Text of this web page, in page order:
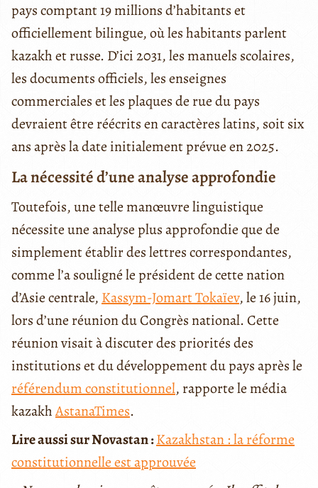
pays comptant 19 millions d’habitants et
officiellement bilingue, où les habitants parlent
kazakh et russe. D’ici 2031, les manuels scolaires,
les documents officiels, les enseignes
commerciales et les plaques de rue du pays
devraient être réécrits en caractères latins, soit six
ans après la date initialement prévue en 2025.
La nécessité d’une analyse approfondie
Toutefois, une telle manœuvre linguistique
nécessite une analyse plus approfondie que de
simplement établir des lettres correspondantes,
comme l’a souligné le président de cette nation
d’Asie centrale, Kassym-Jomart Tokaïev, le 16 juin,
lors d’une réunion du Congrès national. Cette
réunion visait à discuter des priorités des
institutions et du développement du pays après le
référendum constitutionnel, rapporte le média
kazakhAstanaTimes.
Lire aussi sur Novastan :Kazakhstan : la réforme
constitutionnelle est approuvée